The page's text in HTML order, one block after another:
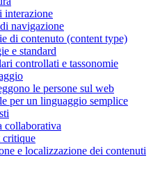
interazione
navigazione
di contenuto (content type)
e standard
controllati e tassonomie
le persone sul web
per un linguaggio semplice
collaborativa
critique
e localizzazione dei contenuti